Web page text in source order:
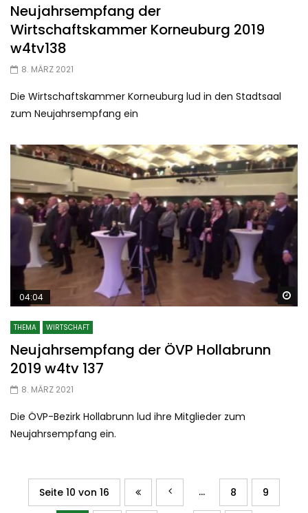
Neujahrsempfang der
Wirtschaftskammer Korneuburg 2019
w4tv138
8. MÄRZ 2021
Die Wirtschaftskammer Korneuburg lud in den Stadtsaal
zum Neujahrsempfang ein
04:04
THEMA WIRTSCHAFT
Neujahrsempfang der ÖVP Hollabrunn
2019 w4tv 137
8. MÄRZ 2021
Die ÖVP-Bezirk Hollabrunn lud ihre Mitglieder zum
Neujahrsempfang ein.
Seite 10 von 16 ... 8 9